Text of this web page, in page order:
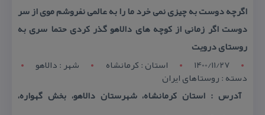
اگرچه دوست به چیزی نمی خرد ما را به عالمی نفروشم موی از سر
دوست اگر زمانی از كوچه های دالاهو گذر كردی حتما سری به
روستای درویت
1400/11/27
استان : کرمانشاه شهر : دالاهو
دسته : روستاهای ایران
آدرس : استان كرمانشاه، شهرستان دالاهو، بخش گهواره،